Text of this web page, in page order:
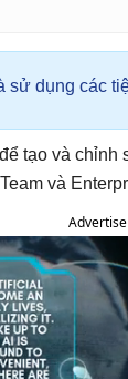
sử dụng các
tạo và chỉnh
và